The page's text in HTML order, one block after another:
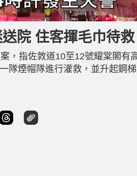
院 住客揮毛巾待救
，指佐敦道10至12號耀棠閣有
隊煙帽隊進行灌救，並升起鋼
昏迷倒臥於梯間。救護員即場
在窗口揮動毛巾示意，等待消